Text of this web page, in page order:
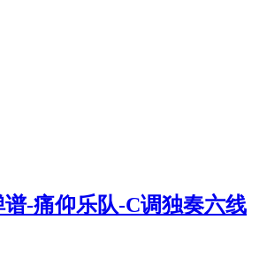
-痛仰乐队-C调独奏六线